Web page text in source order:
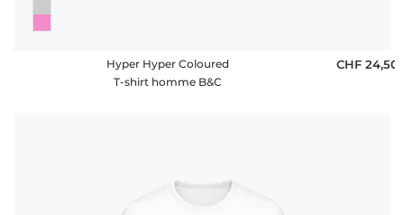
Hyper Hyper Coloured
T-shirt homme B&C
CHF 24,50